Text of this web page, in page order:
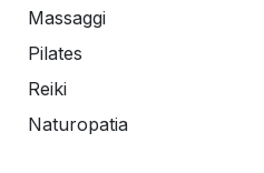
Massaggi
Pilates
Reiki
Naturopatia